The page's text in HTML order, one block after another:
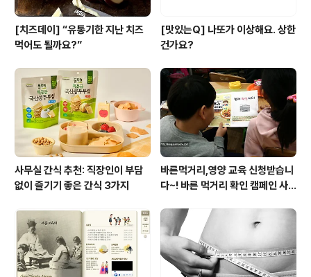
[치즈데이] “유통기한 지난 치즈
먹어도 될까요?”
[맛있는Q] 나또가 이상해요. 상한
건가요?
사무실 간식 추천: 직장인이 부담
없이 즐기기 좋은 간식 3가지
바른먹거리,영양 교육 신청받습니
다~! 바른 먹거리 확인 캠페인 사